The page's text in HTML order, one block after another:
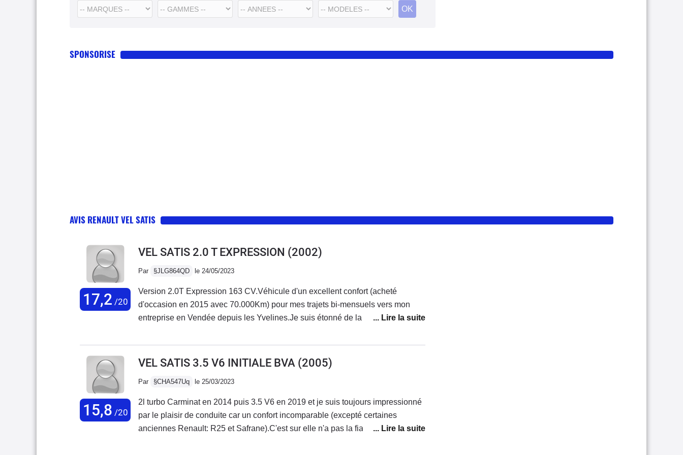
SPONSORISE
AVIS RENAULT VEL SATIS
17,2 /20
VEL SATIS 2.0 T EXPRESSION (2002)
Par §JLG864QD le 24/05/2023
Version 2.0T Expression 163 CV.Véhicule d'un excellent confort (acheté
d'occasion en 2015 avec 70.000Km) pour mes trajets bi-mensuels vers mon
entreprise en Vendée depuis les Yvelines.Je suis étonné de la remarque
kms (très peu de ville et donc de rond-points ravageurs de pneus il est vrai !)A
souligner le silence remarquable de fonctionnement de cette version 2.0T
essence qui permet d'emmener la voiture avec suffisamment d'allant.Bilan, pour
un véhicule acheté 7.000€ à 72.000 kms je ne trouvais pas de meilleur rapport
qualité/prix.
15,8 /20
VEL SATIS 3.5 V6 INITIALE BVA (2005)
Par §CHA547Uq le 25/03/2023
2l turbo Carminat en 2014 puis 3.5 V6 en 2019 et je suis toujours impressionné
par le plaisir de conduite car un confort incomparable (excepté certaines
anciennes Renault: R25 et Safrane).C'est sur elle n'a pas la fiabilité attendue au